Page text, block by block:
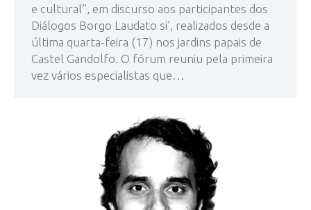
e cultural”, em discurso aos participantes dos
Diálogos Borgo Laudato si’, realizados desde a
última quarta-feira (17) nos jardins papais de
Castel Gandolfo. O fórum reuniu pela primeira
vez vários especialistas que…